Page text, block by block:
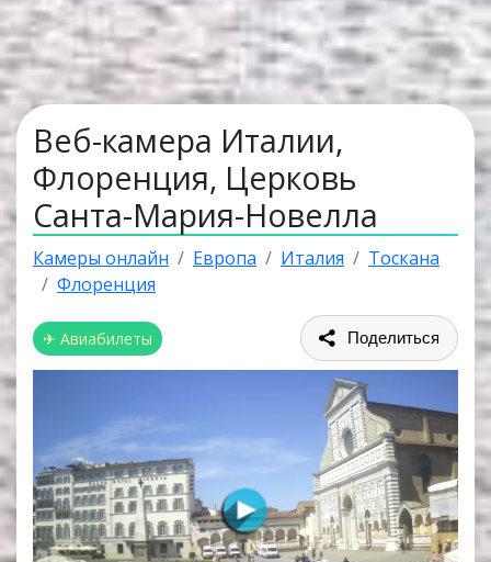
Веб-камера Италии,
Флоренция, Церковь
Санта-Мария-Новелла
Камеры онлайн Европа Италия
Тоскана
Флоренция
✈ Авиабилеты Поделиться